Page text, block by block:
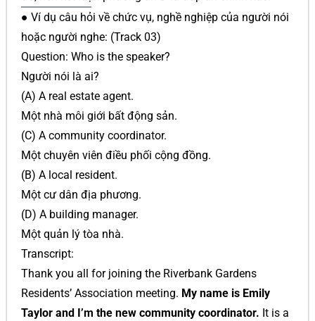
● Ví dụ câu hỏi về chức vụ, nghề nghiệp của người nói
hoặc người nghe: (Track 03)
Question: Who is the speaker?
Người nói là ai?
(A) A real estate agent.
Một nhà môi giới bất động sản.
(C) A community coordinator.
Một chuyên viên điều phối cộng đồng.
(B) A local resident.
Một cư dân địa phương.
(D) A building manager.
Một quản lý tòa nhà.
Transcript:
Thank you all for joining the Riverbank Gardens
Residents’ Association meeting. My name is Emily
Taylor and I’m the new community coordinator. It is a